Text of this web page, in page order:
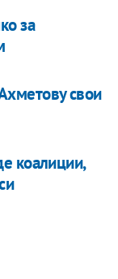
за
свои
коалиции,